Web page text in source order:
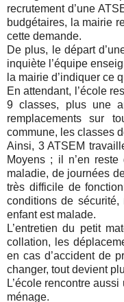
recrutement d’une
budgétaires, la mairie
cette demande.
De plus, le départ
inquiète l’équipe
la mairie d’indiquer ce
En attendant, l’école
9 classes, plus une
remplacements sur
commune, les classes
Ainsi, 3 ATSEM
Moyens ; il n’en
maladie, de journées
très difficile de
conditions de
enfant est malade.
L’entretien du petit
collation, les
en cas d’accident de
changer, tout devient
L’école rencontre
ménage.